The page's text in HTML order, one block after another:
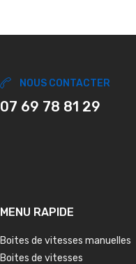
NOUS CONTACTER
07 69 78 81 29
MENU RAPIDE
Boites de vitesses manuelles
Boites de vitesses